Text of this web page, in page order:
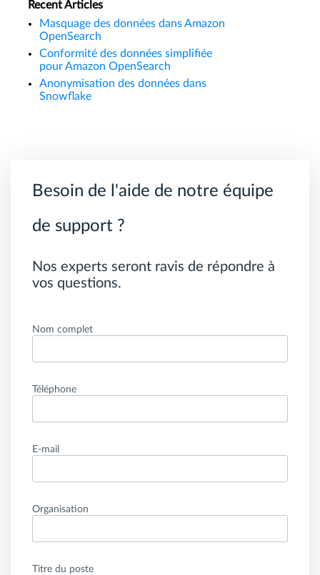
Recent Articles
Masquage des données dans Amazon
OpenSearch
Conformité des données simplifiée
pour Amazon OpenSearch
Anonymisation des données dans
Snowflake
Besoin de l'aide de notre équipe
de support ?
Nos experts seront ravis de répondre à
vos questions.
Nom complet
Téléphone
E-mail
Organisation
Titre du poste